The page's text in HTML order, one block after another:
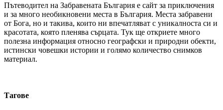
Пътеводител на Забравената България е сайт за приключения
и за много необикновени места в България. Места забравени
от Бога, но и такива, които ни впечатляват с уникалноста си и
красотата, която пленява сърцата. Тук ще откриете много
полезна информация относно географски и природни обекти,
истински човешки истории и голямо количество снимков
материал.
Тагове